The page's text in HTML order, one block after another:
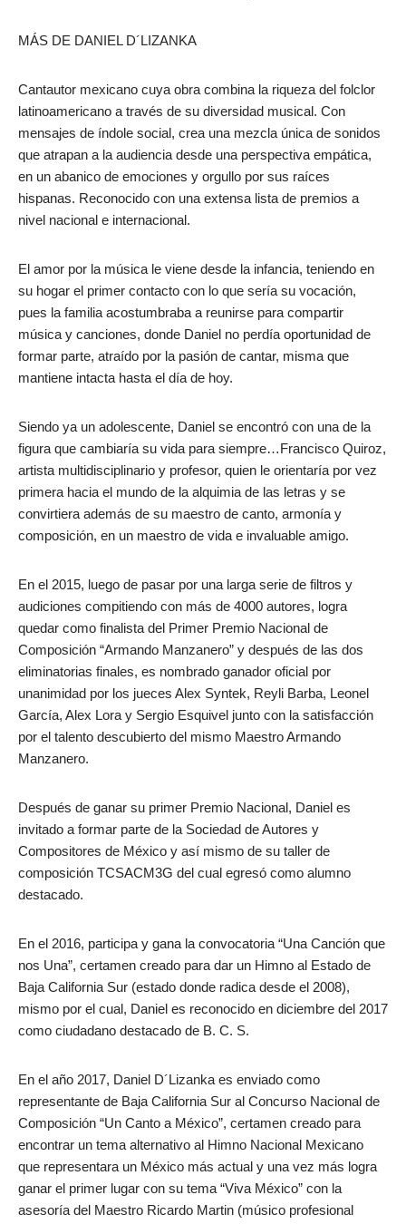
MÁS DE DANIEL D´LIZANKA
Cantautor mexicano cuya obra combina la riqueza del folclor
latinoamericano a través de su diversidad musical. Con
mensajes de índole social, crea una mezcla única de sonidos
que atrapan a la audiencia desde una perspectiva empática,
en un abanico de emociones y orgullo por sus raíces
hispanas. Reconocido con una extensa lista de premios a
nivel nacional e internacional.
El amor por la música le viene desde la infancia, teniendo en
su hogar el primer contacto con lo que sería su vocación,
pues la familia acostumbraba a reunirse para compartir
música y canciones, donde Daniel no perdía oportunidad de
formar parte, atraído por la pasión de cantar, misma que
mantiene intacta hasta el día de hoy.
Siendo ya un adolescente, Daniel se encontró con una de la
figura que cambiaría su vida para siempre…Francisco Quiroz,
artista multidisciplinario y profesor, quien le orientaría por vez
primera hacia el mundo de la alquimia de las letras y se
convirtiera además de su maestro de canto, armonía y
composición, en un maestro de vida e invaluable amigo.
En el 2015, luego de pasar por una larga serie de filtros y
audiciones compitiendo con más de 4000 autores, logra
quedar como finalista del Primer Premio Nacional de
Composición “Armando Manzanero” y después de las dos
eliminatorias finales, es nombrado ganador oficial por
unanimidad por los jueces Alex Syntek, Reyli Barba, Leonel
García, Alex Lora y Sergio Esquivel junto con la satisfacción
por el talento descubierto del mismo Maestro Armando
Manzanero.
Después de ganar su primer Premio Nacional, Daniel es
invitado a formar parte de la Sociedad de Autores y
Compositores de México y así mismo de su taller de
composición TCSACM3G del cual egresó como alumno
destacado.
En el 2016, participa y gana la convocatoria “Una Canción que
nos Una”, certamen creado para dar un Himno al Estado de
Baja California Sur (estado donde radica desde el 2008),
mismo por el cual, Daniel es reconocido en diciembre del 2017
como ciudadano destacado de B. C. S.
En el año 2017, Daniel D´Lizanka es enviado como
representante de Baja California Sur al Concurso Nacional de
Composición “Un Canto a México”, certamen creado para
encontrar un tema alternativo al Himno Nacional Mexicano
que representara un México más actual y una vez más logra
ganar el primer lugar con su tema “Viva México” con la
asesoría del Maestro Ricardo Martin (músico profesional